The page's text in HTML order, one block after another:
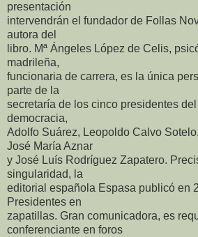
presentación
intervendrán el fundador de Follas
autora del
libro. Mª Ángeles López de Celis,
madrileña,
funcionaria de carrera, es la única
parte de la
secretaría de los cinco presidentes
democracia,
Adolfo Suárez, Leopoldo Calvo
José María Aznar
y José Luís Rodríguez Zapatero.
singularidad, la
editorial española Espasa publicó en
Presidentes en
zapatillas. Gran comunicadora, es
conferenciante en foros